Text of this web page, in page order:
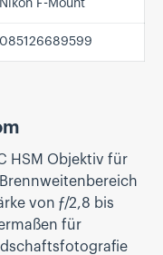
Nikon F-Mount
085126689599
HSM Objektiv für
von ƒ/2,8 bis
für